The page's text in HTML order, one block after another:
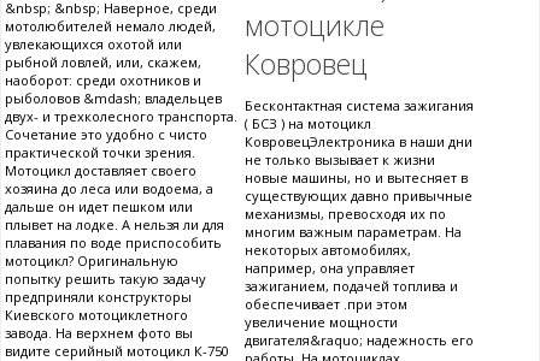
&nbsp; &nbsp; Наверное, среди
мотолюбителей немало людей,
увлекающихся охотой или
рыбной ловлей, или, скажем,
наоборот: среди охотников и
рыболовов &mdash; владельцев
двух- и трехколесного транспорта.
Сочетание это удобно с чисто
практической точки зрения.
Мотоцикл доставляет своего
хозяина до леса или водоема, а
дальше он идет пешком или
плывет на лодке. А нельзя ли для
плавания по воде приспособить
мотоцикл? Оригинальную
попытку решить такую задачу
предприняли конструкторы
Киевского мотоциклетного
завода. На верхнем фото вы
видите серийный мотоцикл К-750
мотоцикле
Ковровец
Бесконтактная система зажигания
( БСЗ ) на мотоцикл
КовровецЭлектроника в наши дни
не только вызывает к жизни
новые машины, но и вытесняет в
существующих давно привычные
механизмы, превосходя их по
многим важным параметрам. На
некоторых автомобилях,
например, она управляет
зажиганием, подачей топлива и
обеспечивает .при этом
увеличение мощности
двигателя&raquo; надежность его